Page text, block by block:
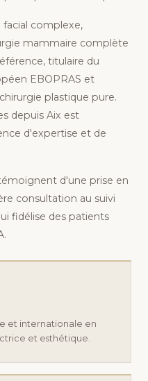
complexe,
mammaire complète
titulaire du
EBOPRAS et
plastique pure.
depuis Aix est
d'expertise et de
d'une prise en
consultation au suivi
fidélise des patients
et internationale en
et esthétique.